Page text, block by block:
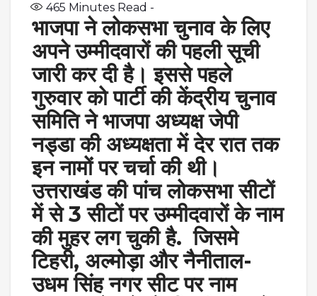
465 Minutes Read -
भाजपा ने लोकसभा चुनाव के लिए
अपने उम्मीदवारों की पहली सूची
जारी कर दी है। इससे पहले
गुरुवार को पार्टी की केंद्रीय चुनाव
समिति ने भाजपा अध्यक्ष जेपी
नड्डा की अध्यक्षता में देर रात तक
इन नामों पर चर्चा की थी।
उत्तराखंड की पांच लोकसभा सीटों
में से 3 सीटों पर उम्मीदवारों के नाम
की मुहर लग चुकी है. जिसमे
टिहरी, अल्मोड़ा और नैनीताल-
उधम सिंह नगर सीट पर नाम